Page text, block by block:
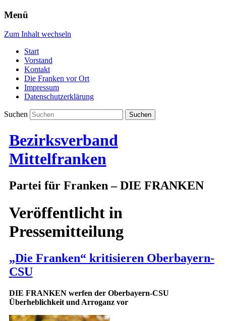
Menü
Zum Inhalt wechseln
Start
Vorstand
Kontakt
Die Franken vor Ort
Impressum
Datenschutzerklärung
Suchen
Bezirksverband
Mittelfranken
Partei für Franken – DIE FRANKEN
Veröffentlicht in
Pressemitteilung
„Die Franken“ kritisieren Oberbayern-
CSU
DIE FRANKEN werfen der Oberbayern-CSU
Überheblichkeit und Arroganz vor